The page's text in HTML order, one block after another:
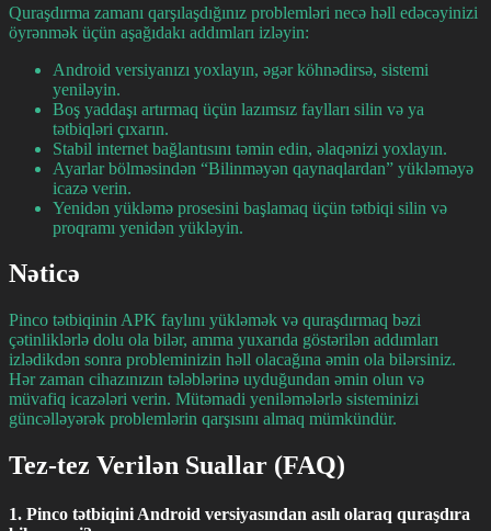
Quraşdırma zamanı qarşılaşdığınız problemləri necə həll edəcəyinizi
öyrənmək üçün aşağıdakı addımları izləyin:
Android versiyanızı yoxlayın, əgər köhnədirsə, sistemi
yeniləyin.
Boş yaddaşı artırmaq üçün lazımsız faylları silin və ya
tətbiqləri çıxarın.
Stabil internet bağlantısını təmin edin, əlaqənizi yoxlayın.
Ayarlar bölməsindən “Bilinməyən qaynaqlardan” yükləməyə
icazə verin.
Yenidən yükləmə prosesini başlamaq üçün tətbiqi silin və
proqramı yenidən yükləyin.
Nəticə
Pinco tətbiqinin APK faylını yükləmək və quraşdırmaq bəzi
çətinliklərlə dolu ola bilər, amma yuxarıda göstərilən addımları
izlədikdən sonra probleminizin həll olacağına əmin ola bilərsiniz.
Hər zaman cihazınızın tələblərinə uyduğundan əmin olun və
müvafiq icazələri verin. Mütəmadi yeniləmələrlə sisteminizi
güncəlləyərək problemlərin qarşısını almaq mümkündür.
Tez-tez Verilən Suallar (FAQ)
1. Pinco tətbiqini Android versiyasından asılı olaraq quraşdıra